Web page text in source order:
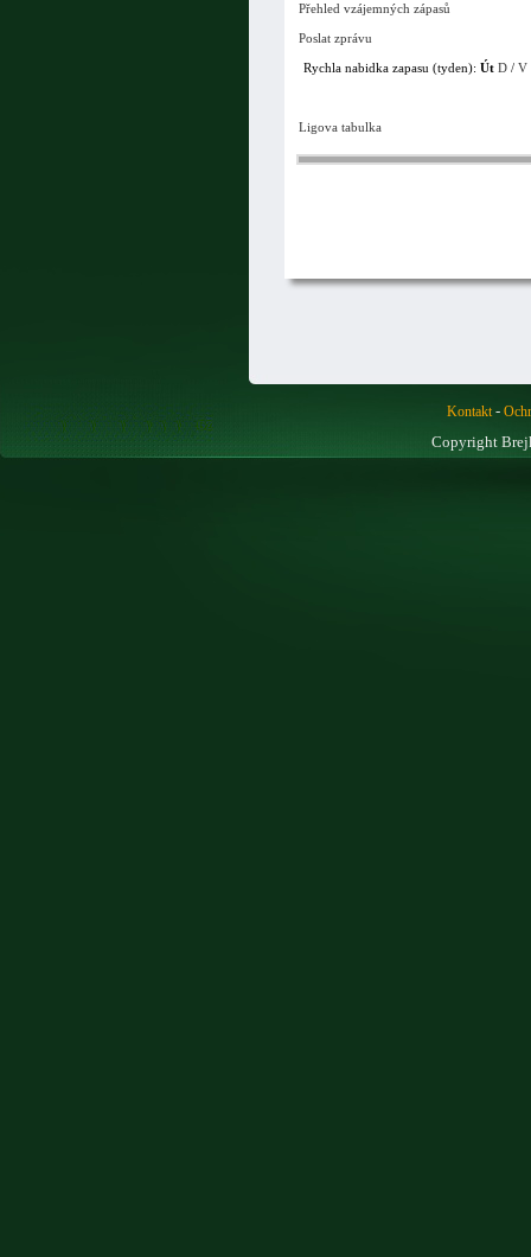
Přehled vzájemných zápasů
Poslat zprávu
Rychla nabidka zapasu (tyden):Út D /V
Ligova tabulka
Kontakt-
Copyright